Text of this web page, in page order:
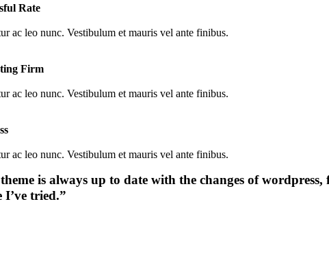
Rate
ac leo nunc. Vestibulum et mauris vel ante finibus.
Firm
ac leo nunc. Vestibulum et mauris vel ante finibus.
ac leo nunc. Vestibulum et mauris vel ante finibus.
is always up to date with the changes of
I’ve tried.”